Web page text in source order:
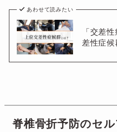
あわせて読みたい
「交差
差性症
脊椎骨折予防のセ